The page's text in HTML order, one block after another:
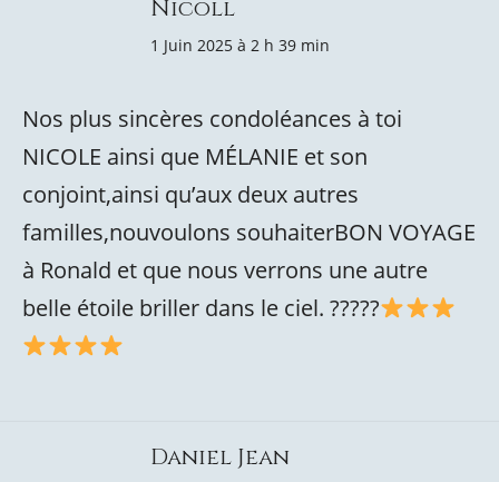
Nicoll
1 Juin 2025 à 2 h 39 min
Nos plus sincères condoléances à toi
NICOLE ainsi que MÉLANIE et son
conjoint,ainsi qu’aux deux autres
familles,nouvoulons souhaiterBON VOYAGE
à Ronald et que nous verrons une autre
belle étoile briller dans le ciel. ?????
Daniel Jean